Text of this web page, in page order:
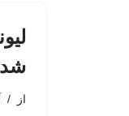
از